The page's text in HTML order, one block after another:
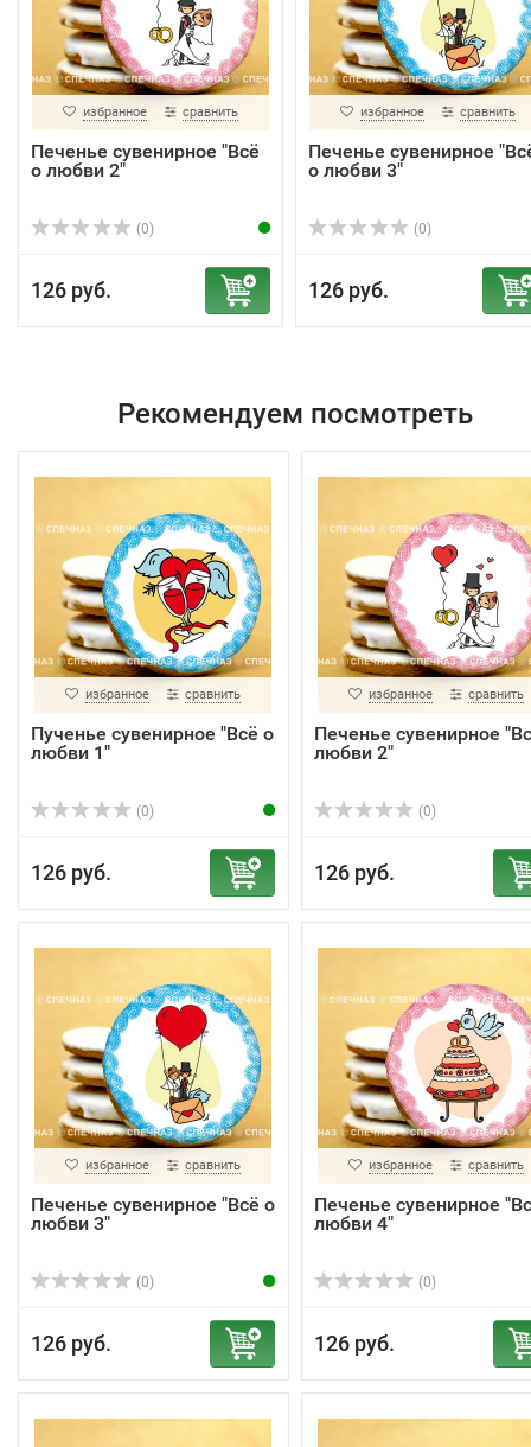
избранное сравнить
Печенье сувенирное "Всё
о любви 2"
(0)
126 руб.
избранное сравнить
Печенье сувенирное
о любви 3"
(0)
126 руб.
Рекомендуем посмотреть
избранное сравнить
Пученье сувенирное "Всё о
любви 1"
(0)
126 руб.
избранное сравнить
Печенье сувенирное
любви 2"
(0)
126 руб.
избранное сравнить
Печенье сувенирное "Всё о
любви 3"
(0)
126 руб.
избранное сравнить
Печенье сувенирное
любви 4"
(0)
126 руб.